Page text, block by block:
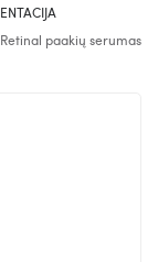
paakių serumas